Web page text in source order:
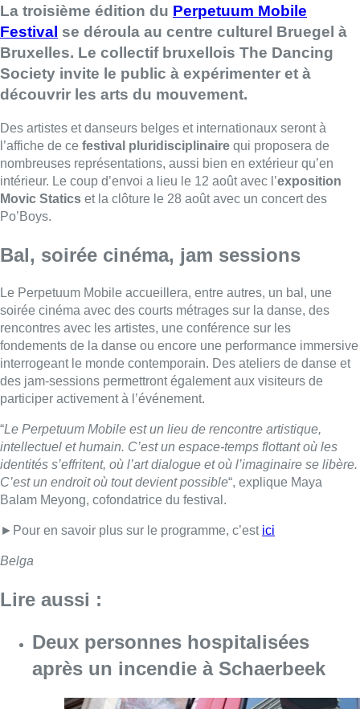
La troisième édition du Perpetuum Mobile
Festival se déroula au centre culturel Bruegel à
Bruxelles. Le collectif bruxellois The Dancing
Society invite le public à expérimenter et à
découvrir les arts du mouvement.
Des artistes et danseurs belges et internationaux seront à
l’affiche de ce festival pluridisciplinaire qui proposera de
nombreuses représentations, aussi bien en extérieur qu’en
intérieur. Le coup d’envoi a lieu le 12 août avec l’exposition
Movic Statics et la clôture le 28 août avec un concert des
Po’Boys.
Bal, soirée cinéma, jam sessions
Le Perpetuum Mobile accueillera, entre autres, un bal, une
soirée cinéma avec des courts métrages sur la danse, des
rencontres avec les artistes, une conférence sur les
fondements de la danse ou encore une performance immersive
interrogeant le monde contemporain. Des ateliers de danse et
des jam-sessions permettront également aux visiteurs de
participer activement à l’événement.
“Le Perpetuum Mobile est un lieu de rencontre artistique,
intellectuel et humain. C’est un espace-temps flottant où les
identités s’effritent, où l’art dialogue et où l’imaginaire se libère.
C’est un endroit où tout devient possible“, explique Maya
Balam Meyong, cofondatrice du festival.
►Pour en savoir plus sur le programme, c’est ici
Belga
Lire aussi :
Deux personnes hospitalisées
après un incendie à Schaerbeek